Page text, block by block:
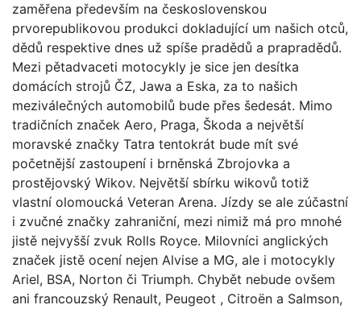
zaměřena především na československou
prvorepublikovou produkci dokladující um našich otců,
dědů respektive dnes už spíše pradědů a prapradědů.
Mezi pětadvaceti motocykly je sice jen desítka
domácích strojů ČZ, Jawa a Eska, za to našich
meziválečných automobilů bude přes šedesát. Mimo
tradičních značek Aero, Praga, Škoda a největší
moravské značky Tatra tentokrát bude mít své
početnější zastoupení i brněnská Zbrojovka a
prostějovský Wikov. Největší sbírku wikovů totiž
vlastní olomoucká Veteran Arena. Jízdy se ale zúčastní
i zvučné značky zahraniční, mezi nimiž má pro mnohé
jistě nejvyšší zvuk Rolls Royce. Milovníci anglických
značek jistě ocení nejen Alvise a MG, ale i motocykly
Ariel, BSA, Norton či Triumph. Chybět nebude ovšem
ani francouzský Renault, Peugeot , Citroën a Salmson,